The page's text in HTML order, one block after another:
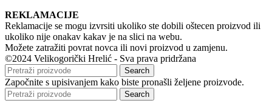
REKLAMACIJE
Reklamacije se mogu izvrsiti ukoliko ste dobili oštecen proizvod ili
ukoliko nije onakav kakav je na slici na webu.
Možete zatražiti povrat novca ili novi proizvod u zamjenu.
©2024 Velikogorički Hrelić - Sva prava pridržana
Search
Započnite s upisivanjem kako biste pronašli željene proizvode.
Search